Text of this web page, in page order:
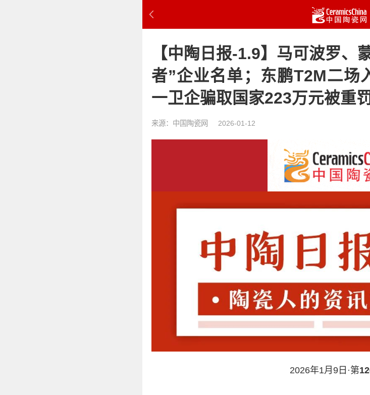
【中陶日报-1.9】马可波罗、
者”企业名单；东鹏T2M二场
一卫企骗取国家223万元被重
来源：中国陶瓷网 2026-01-12
2026年1月9日·第